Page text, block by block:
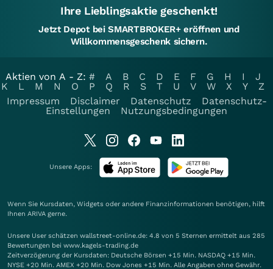
Ihre Lieblingsaktie geschenkt!
Jetzt Depot bei SMARTBROKER+ eröffnen und
Willkommensgeschenk sichern.
Aktien von A - Z: # A B C D E F G H I
J
K
L M N O P Q R S T U V W X Y
Z
Impressum
Disclaimer Datenschutz
Datenschutz-
Einstellungen
Nutzungsbedingungen
Unsere Apps:
Wenn Sie Kursdaten, Widgets oder andere Finanzinformationen benötigen, hilft
Ihnen ARIVA gerne.
Unsere User schätzen wallstreet-online.de: 4.8 von 5 Sternen ermittelt aus 285
Bewertungen bei www.kagels-trading.de
Zeitverzögerung der Kursdaten: Deutsche Börsen +15 Min. NASDAQ +15 Min.
NYSE +20 Min. AMEX +20 Min. Dow Jones +15 Min. Alle Angaben ohne Gewähr.